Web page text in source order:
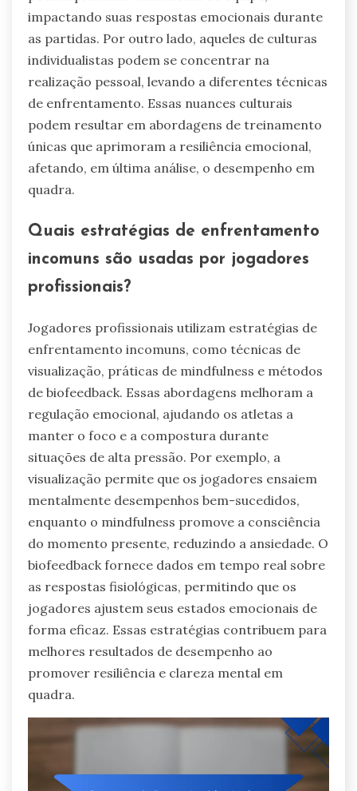
impactando suas respostas emocionais durante
as partidas. Por outro lado, aqueles de culturas
individualistas podem se concentrar na
realização pessoal, levando a diferentes técnicas
de enfrentamento. Essas nuances culturais
podem resultar em abordagens de treinamento
únicas que aprimoram a resiliência emocional,
afetando, em última análise, o desempenho em
quadra.
Quais estratégias de enfrentamento
incomuns são usadas por jogadores
profissionais?
Jogadores profissionais utilizam estratégias de
enfrentamento incomuns, como técnicas de
visualização, práticas de mindfulness e métodos
de biofeedback. Essas abordagens melhoram a
regulação emocional, ajudando os atletas a
manter o foco e a compostura durante
situações de alta pressão. Por exemplo, a
visualização permite que os jogadores ensaiem
mentalmente desempenhos bem-sucedidos,
enquanto o mindfulness promove a consciência
do momento presente, reduzindo a ansiedade. O
biofeedback fornece dados em tempo real sobre
as respostas fisiológicas, permitindo que os
jogadores ajustem seus estados emocionais de
forma eficaz. Essas estratégias contribuem para
melhores resultados de desempenho ao
promover resiliência e clareza mental em
quadra.